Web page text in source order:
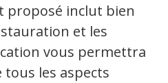
proposé inclut bien
et les
vous permettra
les aspects